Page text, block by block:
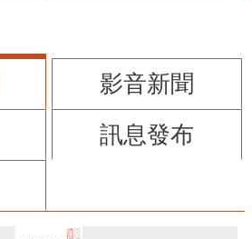
影音新聞
訊息發布